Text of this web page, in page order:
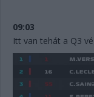
09:03
Itt van tehát a Q3